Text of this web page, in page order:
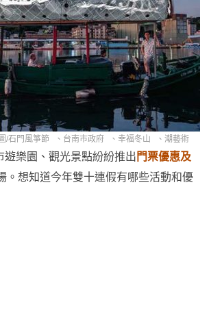
圖/石門風箏節 、 台南市政府 、幸福冬山 、潮藝術
樂園、觀光景點紛紛推出 門票優惠及
。想知道今年雙十連假有哪些活動和優